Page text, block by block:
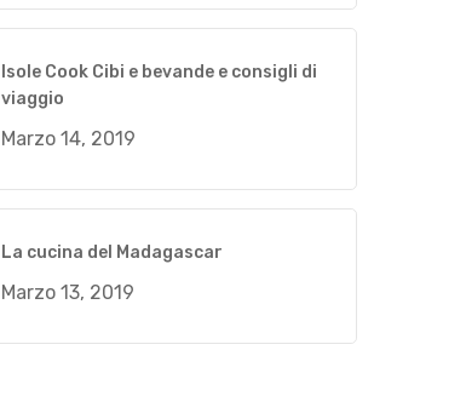
Isole Cook Cibi e bevande e consigli di
viaggio
Marzo 14, 2019
La cucina del Madagascar
Marzo 13, 2019